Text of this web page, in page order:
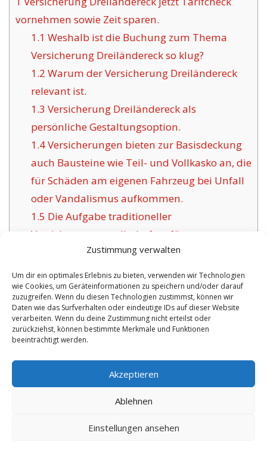
Zustimmung verwalten
Um dir ein optimales Erlebnis zu bieten, verwenden wir Technologien
wie Cookies, um Geräteinformationen zu speichern und/oder darauf
zuzugreifen. Wenn du diesen Technologien zustimmst, können wir
Daten wie das Surfverhalten oder eindeutige IDs auf dieser Website
verarbeiten. Wenn du deine Zustimmung nicht erteilst oder
zurückziehst, können bestimmte Merkmale und Funktionen
beeinträchtigt werden.
Akzeptieren
Ablehnen
Einstellungen ansehen
vornehmen sowie Zeit sparen.
1.1 Weshalb ist die Buchung zum Thema
Versicherung Dreiländereck so klug?
1.2 Warum der Versicherung Dreiländereck
relevant ist.
1.3 Versicherung Dreiländereck als
persönliche Gestaltungsoption.
1.4Versicherungen bieten zur Basisdeckung
auch Bausteine wie Teil- und Vollkasko an, die
für Schäden am eigenen Fahrzeug bei Unfall
oder Vandalismus aufkommen.
1.5 Die Aufgabe traditioneller
Versicherungsgesellschaften für
Dreiländereck:
1.6
Vorteile der hier angebotenen
Versicherung in Dreiländereck:
1.6.1Aktualisierte Absicherungen mit
Zertifizierung:
No tags for this post.
Copyright 2026 by digi-versicherung.de - Versicherung in der Nähe |